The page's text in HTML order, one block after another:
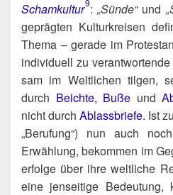
Scham­kul­tur9:„Sün­de“und
gepräg­ten Kul­tur­krei­sen
The­ma – gera­de im
indi­vi­du­ell zu
sam im Welt­li­chen til­gen,
durch Beich­te, Buße und
nicht durch Ablass­brie­fe. Ist
„Beru­fung“) nun auch
Erwäh­lung, bekom­men im
erfol­ge über ihre welt­li­che
eine jen­sei­ti­ge Bedeu­tung,